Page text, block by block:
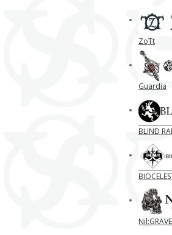
ZoTt
Guardia
BLIND